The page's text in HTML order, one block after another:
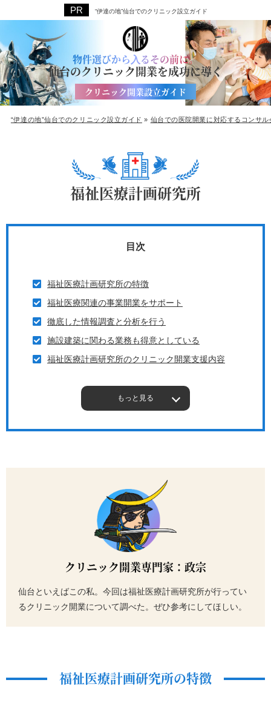
“伊達の地”仙台でのクリニック設立ガイド
物件選びから⼊るその前に。
仙台のクリニック開業を成功に導く
クリニック開業設立ガイド
“伊達の地”仙台でのクリニック設立ガイド » 仙台での医院開業に対応するコンサル
福祉医療計画研究所
福祉医療計画研究所の特徴
福祉医療関連の事業開業をサポート
徹底した情報調査と分析を行う
施設建築に関わる業務も得意としている
福祉医療計画研究所のクリニック開業支援内容
もっと見る
クリニック開業専門家：政宗
仙台といえばこの私。今回は福祉医療計画研究所が行ってい
るクリニック開業について調べた。ぜひ参考にしてほしい。
福祉医療計画研究所の特徴